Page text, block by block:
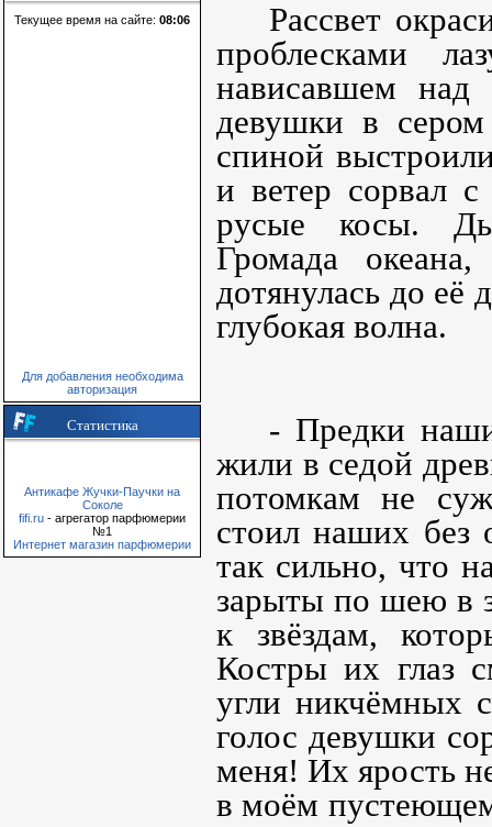
Текущее время на сайте: 08:06
Для добавления необходима
авторизация
Статистика
Антикафе Жучки-Паучки на
Соколе
fifi.ru - агрегатор парфюмерии
№1
Интернет магазин парфюмерии
Рассвет
проблесками
нависавшем над
девушки в
спиной
и ветер сорвал
русые косы.
Громада
дотянулась до её
глубокая волна.
- Предки
жили в седой
потомкам не
стоил наших без
так сильно, что
зарыты по шею в
к звёздам,
Костры их глаз
угли никчёмных
голос девушки
меня! Их ярость
в моём